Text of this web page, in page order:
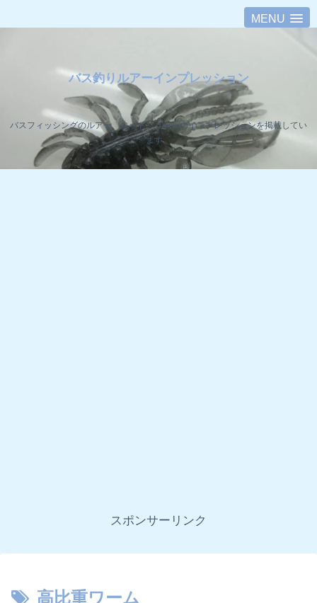
MENU
バス釣りルアーインプレッション
バスフィッシングのルアー、ロッド、リールのインプレッションを掲載してい
ます。
スポンサーリンク
高比重ワーム